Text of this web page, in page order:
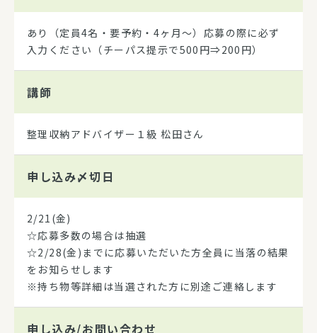
あり（定員4名・要予約・4ヶ月～）応募の際に必ず
入力ください（チーパス提示で500円⇒200円）
講師
整理収納アドバイザー１級 松田さん
申し込み〆切日
2/21(金)
☆応募多数の場合は抽選
☆2/28(金)までに応募いただいた方全員に当落の結果
をお知らせします
※持ち物等詳細は当選された方に別途ご連絡します
申し込み/お問い合わせ